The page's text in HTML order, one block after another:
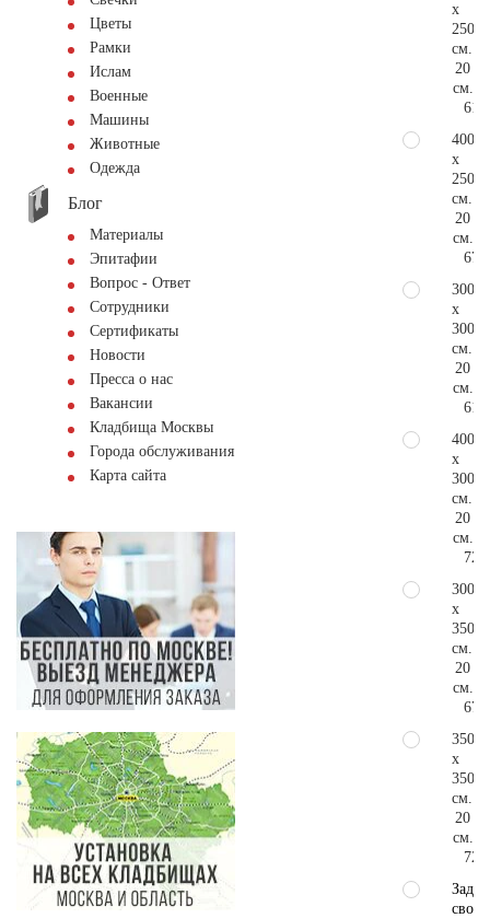
Цветы
Рамки
Ислам
Военные
Машины
Животные
Одежда
Блог
Материалы
Эпитафии
Вопрос - Ответ
Сотрудники
Сертификаты
Новости
Пресса о нас
Вакансии
Кладбища Москвы
Города обслуживания
Карта сайта
x
250
см.
20
см.
400
x
250
см.
20
см.
300
x
300
см.
20
см.
400
x
300
см.
20
см.
300
x
350
см.
20
см.
350
x
350
см.
20
см.
свой